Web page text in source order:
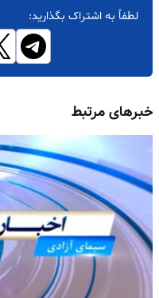
لطفاً به اشتراک بگذارید:
خبرهای مرتبط